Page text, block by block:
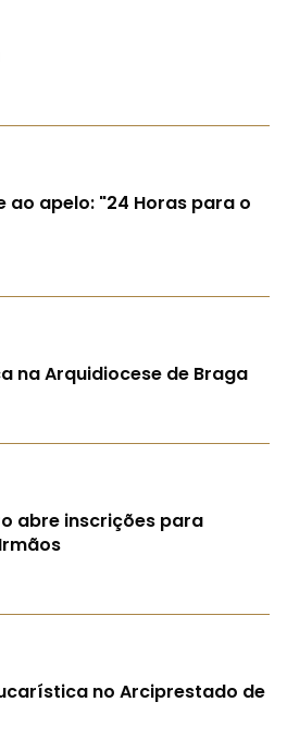
ao apelo: "24 Horas para o
na Arquidiocese de Braga
abre inscrições para
no Arciprestado de